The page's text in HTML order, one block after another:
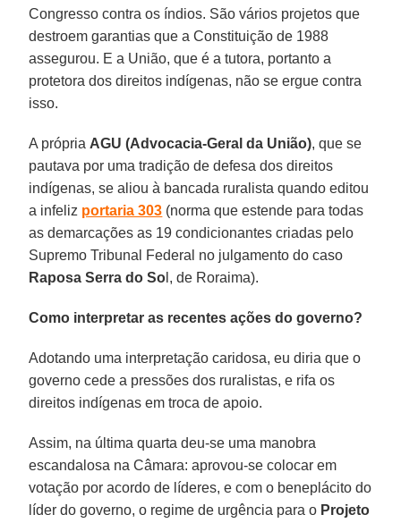
Congresso contra os índios. São vários projetos que
destroem garantias que a Constituição de 1988
assegurou. E a União, que é a tutora, portanto a
protetora dos direitos indígenas, não se ergue contra
isso.
A própria AGU (Advocacia-Geral da União), que se
pautava por uma tradição de defesa dos direitos
indígenas, se aliou à bancada ruralista quando editou
a infeliz portaria 303 (norma que estende para todas
as demarcações as 19 condicionantes criadas pelo
Supremo Tribunal Federal no julgamento do caso
Raposa Serra do So l, de Roraima).
Como interpretar as recentes ações do governo?
Adotando uma interpretação caridosa, eu diria que o
governo cede a pressões dos ruralistas, e rifa os
direitos indígenas em troca de apoio.
Assim, na última quarta deu-se uma manobra
escandalosa na Câmara: aprovou-se colocar em
votação por acordo de líderes, e com o beneplácito do
líder do governo, o regime de urgência para o Projeto